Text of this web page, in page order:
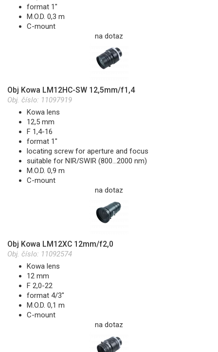
format 1"
M.O.D. 0,3 m
C-mount
na dotaz
Obj Kowa LM12HC-SW 12,5mm/f1,4
Obj. číslo: 11097919
Kowa lens
12,5 mm
F 1,4-16
format 1"
locating screw for aperture and focus
suitable for NIR/SWIR (800...2000 nm)
M.O.D. 0,9 m
C-mount
na dotaz
Obj Kowa LM12XC 12mm/f2,0
Obj. číslo: 11092574
Kowa lens
12 mm
F 2,0-22
format 4/3"
M.O.D. 0,1 m
C-mount
na dotaz